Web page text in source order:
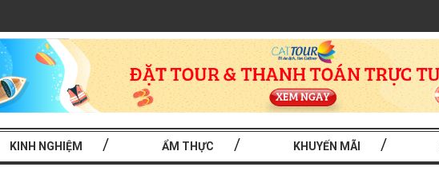
KINH NGHIỆM ẨM THỰC KHUYẾN MÃI